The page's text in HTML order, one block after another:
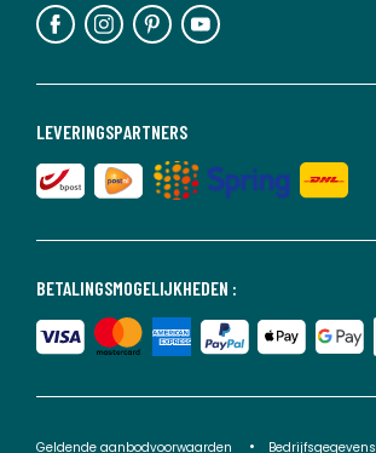
BETALINGSMOGELIJKHEDEN :
LEVERINGSPARTNERS
Geldende aanbodvoorwaarden Bedrijfsgegevens